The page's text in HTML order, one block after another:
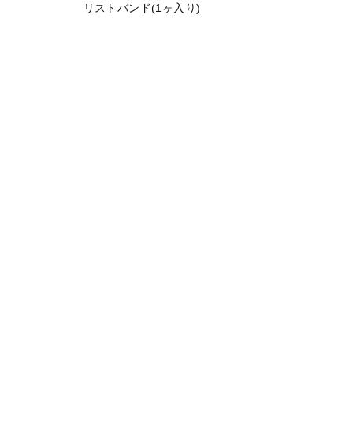
リストバンド(1ヶ入り)